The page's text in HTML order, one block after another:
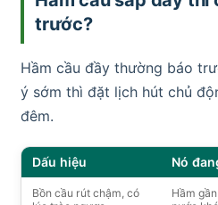
trước?
Hầm cầu đầy thường báo
ý sớm thì đặt lịch hút chủ
đêm.
Dấu hiệu Nó
Bồn cầu rút chậm, có
Hầm gần